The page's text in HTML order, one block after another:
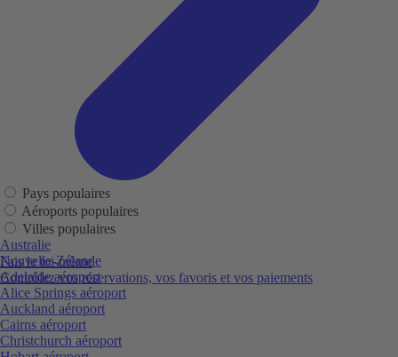
Fais le toi-même
Contrôlez vos réservations, vos favoris et vos paiements
Pays populaires
Aéroports populaires
Villes populaires
Australie
Nouvelle-Zélande
Adelaide aéroport
Alice Springs aéroport
Auckland aéroport
Cairns aéroport
Christchurch aéroport